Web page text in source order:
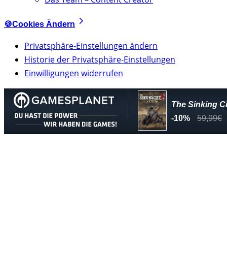
🍪Cookies Ändern
Privatsphäre-Einstellungen ändern
Historie der Privatsphäre-Einstellungen
Einwilligungen widerrufen